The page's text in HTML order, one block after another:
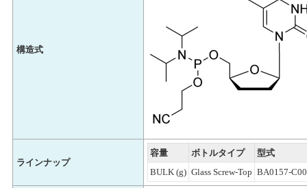
構造式
ラインナップ
容量 ボトルタイプ
型式
BULK (g) Glass Screw-Top BA0157-